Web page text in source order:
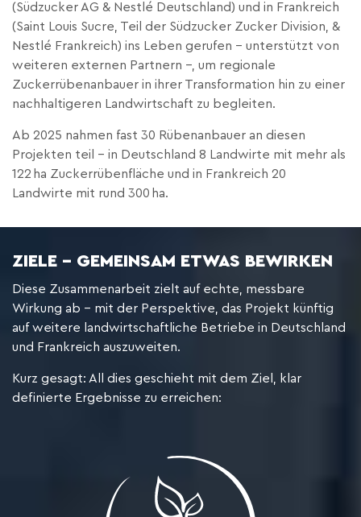
(Südzucker AG & Nestlé Deutschland) und in Frankreich
(Saint Louis Sucre, Teil der Südzucker Zucker Division, &
Nestlé Frankreich) ins Leben gerufen – unterstützt von
weiteren externen Partnern –, um regionale
Zuckerrübenanbauer in ihrer Transformation hin zu einer
nachhaltigeren Landwirtschaft zu begleiten.
Ab 2025 nahmen fast 30 Rübenanbauer an diesen
Projekten teil – in Deutschland 8 Landwirte mit mehr als
122 ha Zuckerrübenfläche und in Frankreich 20
Landwirte mit rund 300 ha.
ZIELE – GEMEINSAM ETWAS BEWIRKEN
Diese Zusammenarbeit zielt auf echte, messbare
Wirkung ab – mit der Perspektive, das Projekt künftig
auf weitere landwirtschaftliche Betriebe in Deutschland
und Frankreich auszuweiten.
Kurz gesagt: All dies geschieht mit dem Ziel, klar
definierte Ergebnisse zu erreichen: